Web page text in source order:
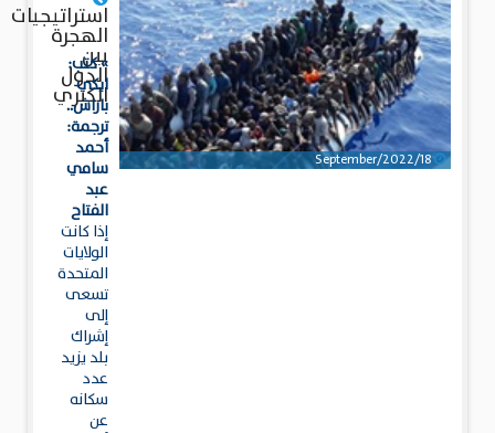
استراتيجيات
الهجرة
بين
الدول
الكبري
» كتب:
ايكي
باراش..
ترجمة:
أحمد
سامي
عبد
الفتاح
إذا كانت
الولايات
المتحدة
تسعى
إلى
إشراك
بلد يزيد
عدد
سكانه
عن